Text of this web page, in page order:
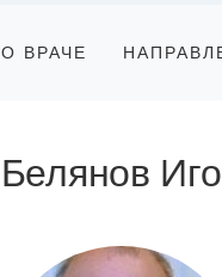
О ВРАЧЕ
Белянов